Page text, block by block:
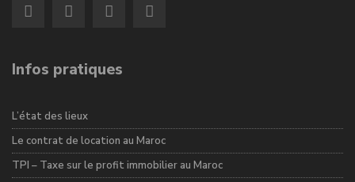
Infos pratiques
L’état des lieux
Le contrat de location au Maroc
TPI – Taxe sur le profit immobilier au Maroc